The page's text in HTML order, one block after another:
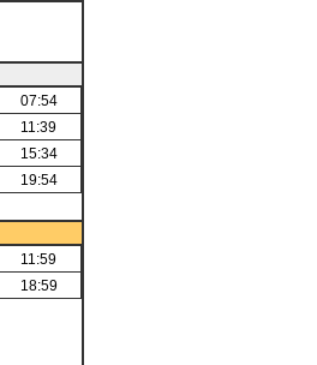
07:54
11:39
15:34
19:54
11:59
18:59